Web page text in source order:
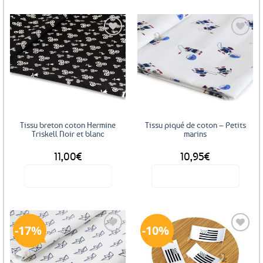
Ajouter
aux
favoris
Tissu breton coton Hermine
Triskell Noir et blanc
11,00€
Ajouter
aux
Tissu piqué de coton – Petits
marins
10,95€
17%
Ajouter
10%
Ajouter